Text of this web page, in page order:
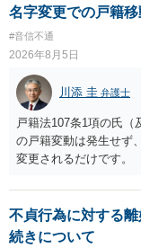
は、結局所轄だと思わ
ないです。 一度、最
談してみてはいかがで
名字変更での戸籍
#音信不通
2026年8月5日
川添 圭 弁護士
戸籍法107条1項の氏
の戸籍変動は発生せず
変更されるだけです。
不貞行為に対する
続きについて